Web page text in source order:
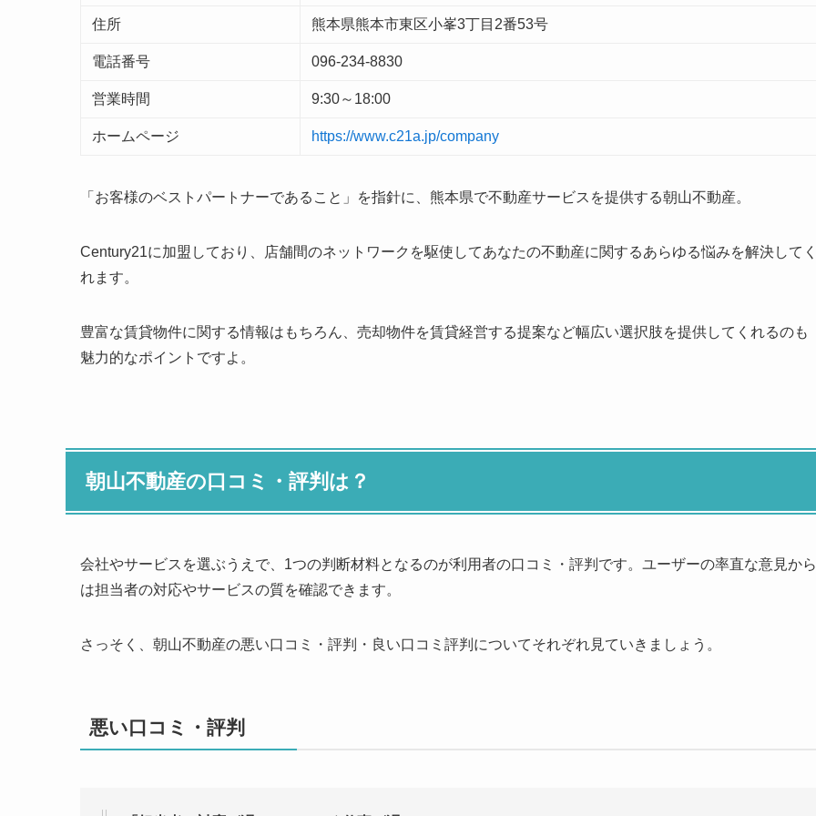
住所 熊本県熊本市東区小峯3丁目2番53号
電話番号 096-234-8830
営業時間 9:30～18:00
ホームページ https://www.c21a.jp/company
「お客様のベストパートナーであること」を指針に、熊本県で不動産サービスを提供する朝山不動産。
Century21に加盟しており、店舗間のネットワークを駆使してあなたの不動産に関するあらゆる悩みを解決して
れます。
豊富な賃貸物件に関する情報はもちろん、売却物件を賃貸経営する提案など幅広い選択肢を提供してくれるのも
魅力的なポイントですよ。
朝山不動産の口コミ・評判は？
会社やサービスを選ぶうえで、1つの判断材料となるのが利用者の口コミ・評判です。ユーザーの率直な意見から
は担当者の対応やサービスの質を確認できます。
さっそく、朝山不動産の悪い口コミ・評判・良い口コミ評判についてそれぞれ見ていきましょう。
悪い口コミ・評判